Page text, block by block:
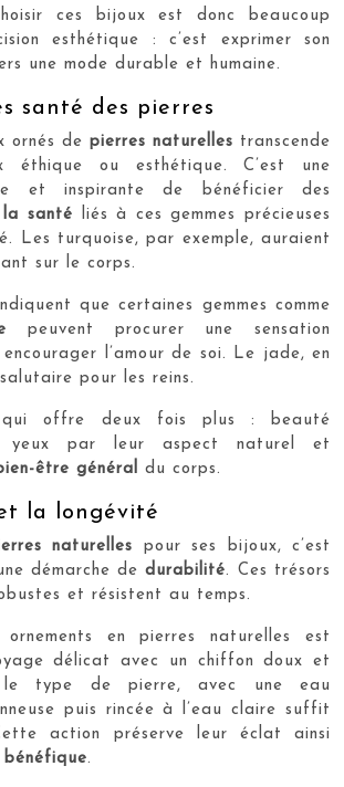
ces bijoux est donc beaucoup
esthétique : c’est exprimer son
une mode durable et humaine.
santé des pierres
ornés de pierres naturelles transcende
éthique ou esthétique. C’est une
et inspirante de bénéficier des
santé liés à ces gemmes précieuses
Les turquoise, par exemple, auraient
sur le corps.
que certaines gemmes comme
peuvent procurer une sensation
l’amour de soi. Le jade, en
pour les reins.
qui offre deux fois plus : beauté
yeux par leur aspect naturel et
être général du corps.
la longévité
naturelles pour ses bijoux, c’est
démarche dedurabilité. Ces trésors
et résistent au temps.
ornements en pierres naturelles est
délicat avec un chiffon doux et
le type de pierre, avec une eau
puis rincée à l’eau claire suffit
action préserve leur éclat ainsi
.